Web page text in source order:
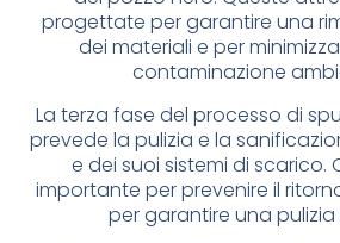
progettate per garantire una
dei materiali e per
contaminazione
La terza fase del processo di
prevede la pulizia e la
e dei suoi sistemi di scarico.
importante per prevenire il
per garantire una